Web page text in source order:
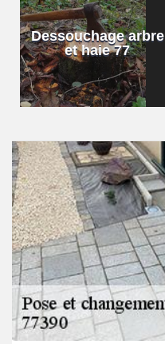
Dessouchage arbre
et haie 77